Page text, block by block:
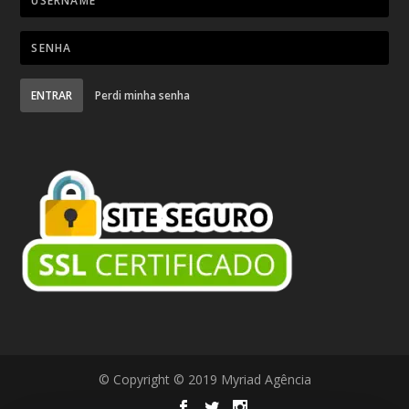
ENTRAR Perdi minha senha
© Copyright © 2019 Myriad Agência